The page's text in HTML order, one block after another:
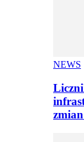
NEWS